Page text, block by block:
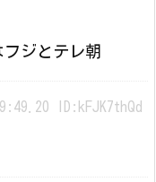
ジとテレ朝
ID:kFJK7thQd